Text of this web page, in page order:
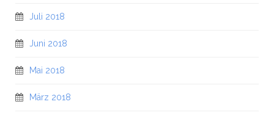
Juli 2018
Juni 2018
Mai 2018
März 2018